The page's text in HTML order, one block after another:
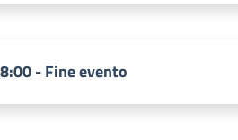
- Fine evento